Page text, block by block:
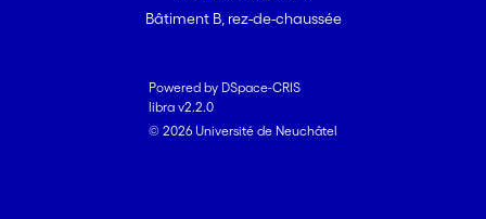
Bâtiment B, rez-de-chaussée
Powered by DSpace-CRIS
libra v2.2.0
© 2026 Université de Neuchâtel